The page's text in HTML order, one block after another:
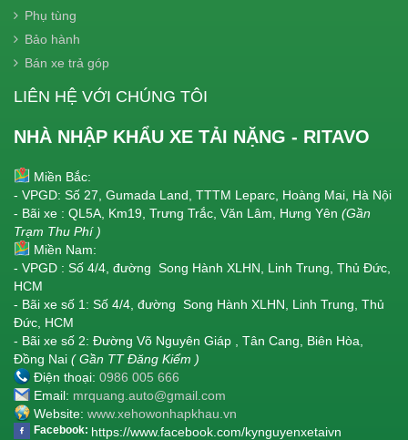
Phụ tùng
Bảo hành
Bán xe trả góp
LIÊN HỆ VỚI CHÚNG TÔI
NHÀ NHẬP KHẨU XE TẢI NẶNG - RITAVO
Miền Bắc:
- VPGD: Số 27, Gumada Land, TTTM Leparc, Hoàng Mai, Hà Nội
- Bãi xe : QL5A, Km19, Trưng Trắc, Văn Lâm, Hưng Yên (Gần
Trạm Thu Phí )
Miền Nam:
- VPGD : Số 4/4, đường Song Hành XLHN, Linh Trung, Thủ Đức,
HCM
- Bãi xe số 1: Số 4/4, đường Song Hành XLHN, Linh Trung, Thủ
Đức, HCM
- Bãi xe số 2: Đường Võ Nguyên Giáp , Tân Cang, Biên Hòa,
Đồng Nai ( Gần TT Đăng Kiểm )
Điện thoại: 0986 005 666
Email: mrquang.auto@gmail.com
Website: www.xehowonhapkhau.vn
Facebook: https://www.facebook.com/kynguyenxetaivn